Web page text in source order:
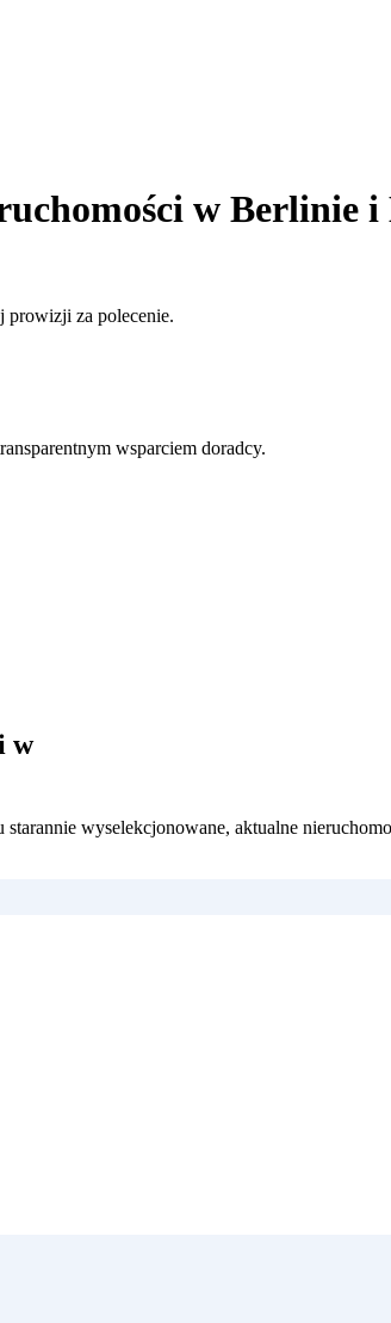
w Berlinie
prowizji za polecenie.
wsparciem doradcy.
w
wyselekcjonowane, aktualne